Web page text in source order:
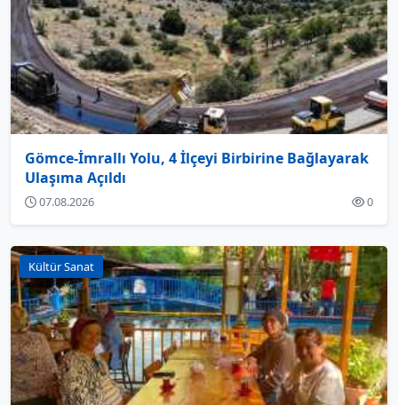
Gömce-İmrallı Yolu, 4 İlçeyi Birbirine Bağlayarak
Ulaşıma Açıldı
07.08.2026 0
Kültür Sanat